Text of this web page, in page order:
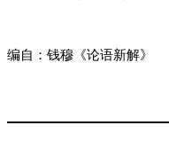
编自：钱穆《论语新解》